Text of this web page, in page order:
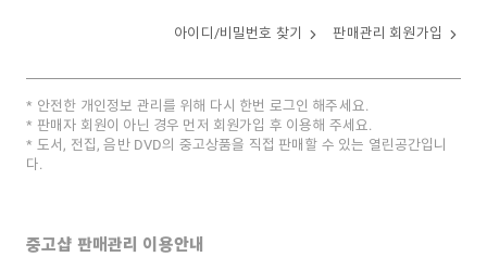
아이디/비밀번호 찾기 판매관리 회원가입
안전한 개인정보 관리를 위해 다시 한번 로그인 해주세요.
판매자 회원이 아닌 경우 먼저 회원가입 후 이용해 주세요.
도서, 전집, 음반 DVD의 중고상품을 직접 판매할 수 있는 열린공간입니
다.
중고샵 판매관리 이용안내